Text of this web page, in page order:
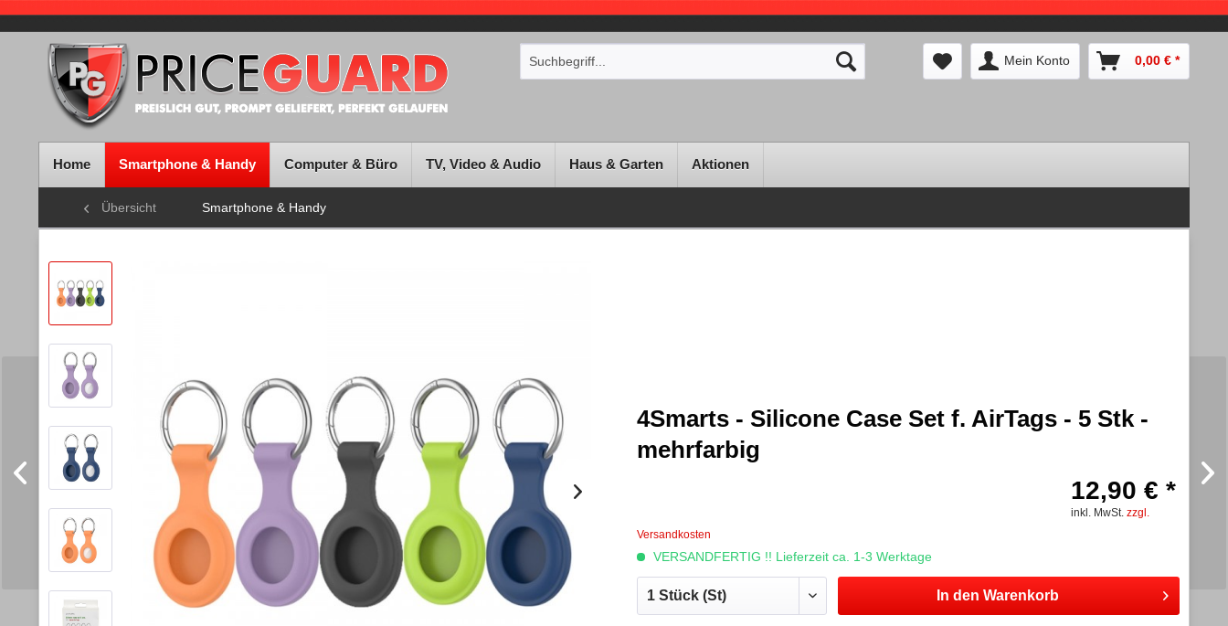
Mein Konto 0,00 € *
Home Smartphone & Handy Computer & Büro TV, Video & Audio Haus & Garten Aktionen
Übersicht Smartphone & Handy
4Smarts - Silicone Case Set f. AirTags - 5 Stk -
mehrfarbig
12,90 € *
inkl. MwSt.zzgl.
Versandkosten
VERSANDFERTIG !! Lieferzeit ca. 1-3 Werktage
In den Warenkorb